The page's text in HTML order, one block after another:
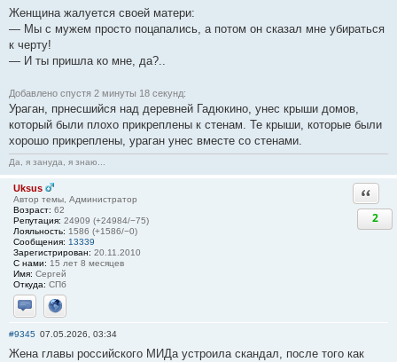
Женщина жалуется своей матери:
— Мы с мужем просто поцапались, а потом он сказал мне убираться
к черту!
— И ты пришла ко мне, да?..
Добавлено спустя 2 минуты 18 секунд:
Ураган, прнесшийся над деревней Гадюкино, унес крыши домов,
который были плохо прикреплены к стенам. Те крыши, которые были
хорошо прикреплены, ураган унес вместе со стенами.
Да, я зануда, я знаю...
Uksus
Автор темы, Администратор
Возраст: 62
Репутация: 24909 (+24984/−75)
Лояльность: 1586 (+1586/−0)
Сообщения: 13339
Зарегистрирован: 20.11.2010
С нами: 15 лет 8 месяцев
Имя: Сергей
Откуда: СПб
Отправить личное сообщение
Сайт
2
#9345 07.05.2026, 03:34
Жена главы российского МИДа устроила скандал, после того как